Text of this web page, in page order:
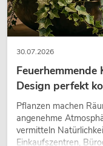
30.07.2026
Design perfekt
Pflanzen machen
angenehme
vermitteln
Einkaufszentren,